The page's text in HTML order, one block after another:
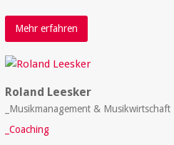
Mehr erfahren
Roland Leesker
_Musikmanagement & Musikwirtschaft
_Coaching